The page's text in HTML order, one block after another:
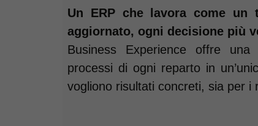
Un ERP che lavora come un
aggiornato, ogni decisione più
Business Experience offre
processi di ogni reparto in
vogliono risultati concreti, sia per i